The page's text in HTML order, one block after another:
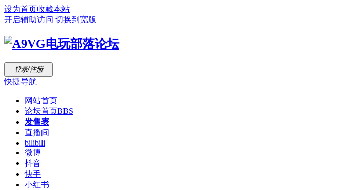
设为首页收藏本站
开启辅助访问 切换到宽版
登录/注册
快捷导航
网站首页
论坛首页BBS
发售表
直播间
bilibili
微博
抖音
快手
小红书